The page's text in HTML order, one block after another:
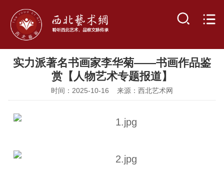
实力派著名书画家李华菊——书画作品鉴
赏【人物艺术专题报道】
时间：2025-10-16 来源：西北艺术网